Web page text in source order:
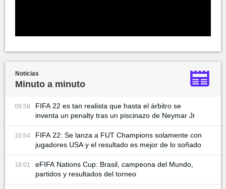
Noticias
Minuto a minuto
09:58
FIFA 22 es tan realista que hasta el árbitro se
inventa un penalty tras un piscinazo de Neymar Jr
10:54
FIFA 22: Se lanza a FUT Champions solamente con
jugadores USA y el resultado es mejor de lo soñado
18:01
eFIFA Nations Cup: Brasil, campeona del Mundo,
partidos y resultados del torneo